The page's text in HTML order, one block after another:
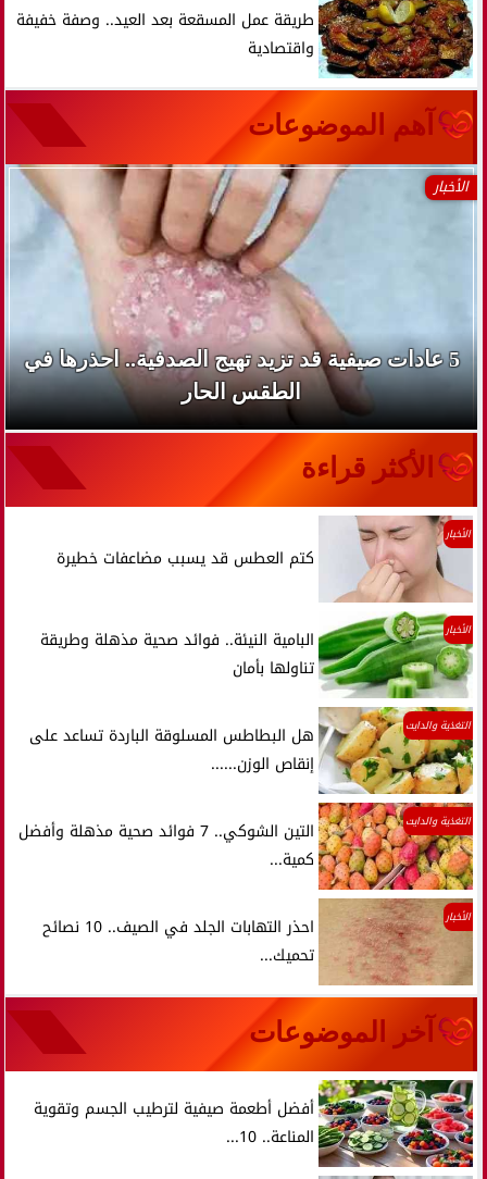
طريقة عمل المسقعة بعد العيد.. وصفة خفيفة
واقتصادية
آهم الموضوعات
الأخبار
5 عادات صيفية قد تزيد تهيج الصدفية.. احذرها في
الطقس الحار
الأكثر قراءة
الأخبار
كتم العطس قد يسبب مضاعفات خطيرة
الأخبار
البامية النيئة.. فوائد صحية مذهلة وطريقة
تناولها بأمان
التغذية والدايت
هل البطاطس المسلوقة الباردة تساعد على
إنقاص الوزن......
التغذية والدايت
التين الشوكي.. 7 فوائد صحية مذهلة وأفضل
كمية...
الأخبار
احذر التهابات الجلد في الصيف.. 10 نصائح
تحميك...
آخر الموضوعات
أفضل أطعمة صيفية لترطيب الجسم وتقوية
المناعة.. 10...